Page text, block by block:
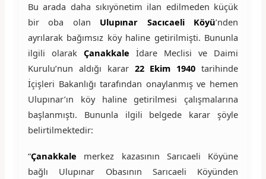
Bu arada daha sıkıyönetim ilan edilmeden küçük
bir oba olan Ulupınar Sacıcaeli Köyü’nden
ayrılarak bağımsız köy haline getirilmişti. Bununla
ilgili olarak Çanakkale İdare Meclisi ve Daimi
Kurulu’nun aldığı karar 22 Ekim 1940 tarihinde
İçişleri Bakanlığı tarafından onaylanmış ve hemen
Ulupınar’ın köy haline getirilmesi çalışmalarına
başlanmıştı. Bununla ilgili belgede karar şöyle
belirtilmektedir:
“Çanakkale merkez kazasının Sarıcaeli Köyüne
bağlı Ulupınar Obasının Sarıcaeli Köyünden